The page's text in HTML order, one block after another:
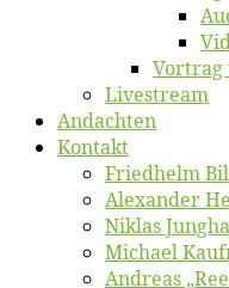
Vor­trag
Live­stream
An­dach­ten
Kon­takt
Fried­helm
Alex­an­der
Ni­klas
Mi­cha­el
An­dre­as